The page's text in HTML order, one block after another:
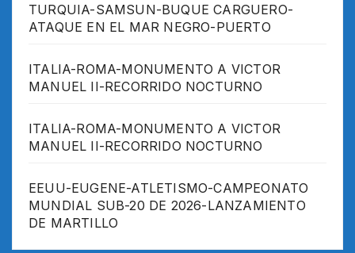
TURQUIA-SAMSUN-BUQUE CARGUERO-
ATAQUE EN EL MAR NEGRO-PUERTO
ITALIA-ROMA-MONUMENTO A VICTOR
MANUEL II-RECORRIDO NOCTURNO
ITALIA-ROMA-MONUMENTO A VICTOR
MANUEL II-RECORRIDO NOCTURNO
EEUU-EUGENE-ATLETISMO-CAMPEONATO
MUNDIAL SUB-20 DE 2026-LANZAMIENTO
DE MARTILLO